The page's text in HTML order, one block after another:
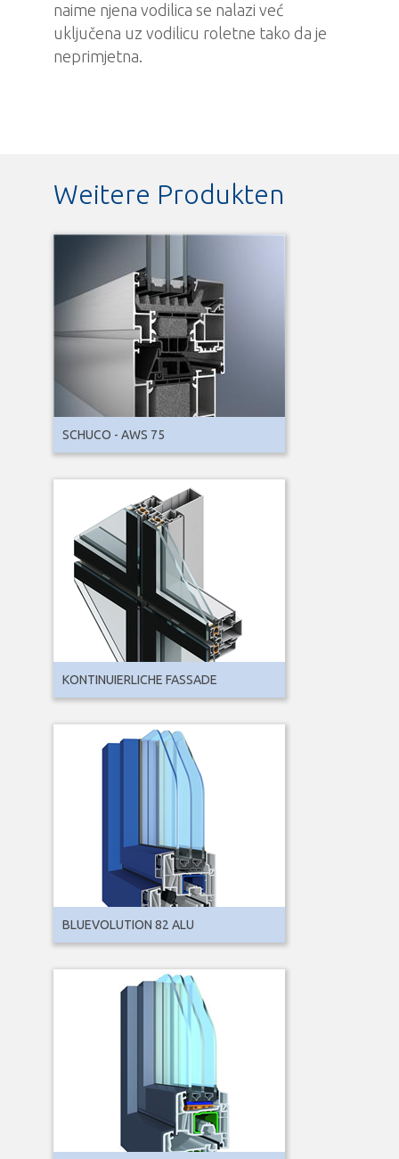
naime njena vodilica se nalazi već
uključena uz vodilicu roletne tako da je
neprimjetna.
Weitere Produkten
SCHUCO - AWS 75
KONTINUIERLICHE FASSADE
BLUEVOLUTION 82 ALU